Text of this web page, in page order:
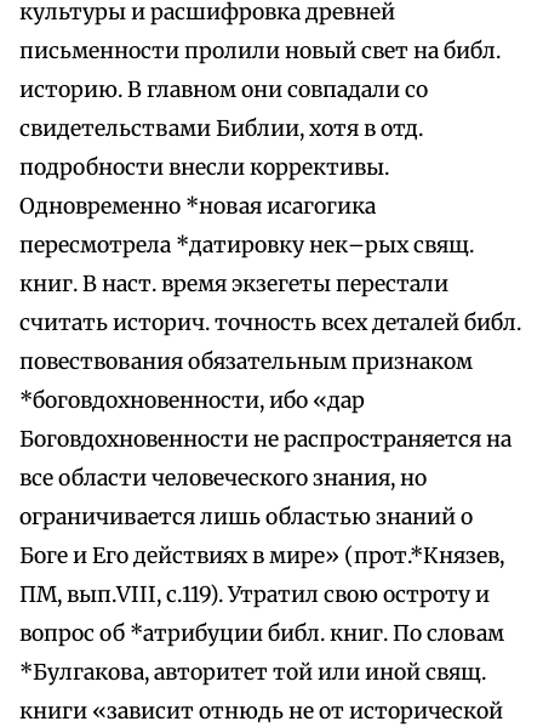
культуры и расшифровка древней
письменности пролили новый свет на библ.
историю. В главном они совпадали со
свидетельствами Библии, хотя в отд.
подробности внесли коррективы.
Одновременно *новая исагогика
пересмотрела *датировку нек–рых свящ.
книг. В наст. время экзегеты перестали
считать историч. точность всех деталей библ.
повествования обязательным признаком
*боговдохновенности, ибо «дар
Боговдохновенности не распространяется на
все области человеческого знания, но
ограничивается лишь областью знаний о
Боге и Его действиях в мире» (прот.*Князев,
ПМ, вып.VIII, с.119). Утратил свою остроту и
вопрос об *атрибуции библ. книг. По словам
*Булгакова, авторитет той или иной свящ.
книги «зависит отнюдь не от исторической